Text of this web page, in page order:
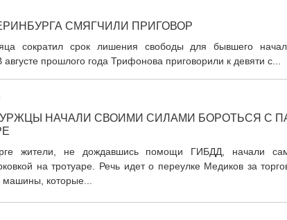
СМЯГЧИЛИ ПРИГОВОР
сократил срок лишения свободы для бывшего
прошлого года Трифонова приговорили к девяти с...
НАЧАЛИ СВОИМИ СИЛАМИ БОРОТЬСЯ С
жители, не дождавшись помощи ГИБДД, начали
на тротуаре. Речь идет о переулке Медиков за
которые...